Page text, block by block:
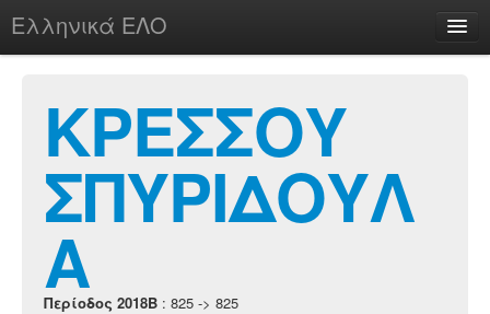
Ελληνικά ΕΛΟ
chesstu.be @ discord
Login
ΚΡΕΣΣΟΥ
ΣΠΥΡΙΔΟΥΛ
Α
Περίοδος 2018B : 825 -> 825